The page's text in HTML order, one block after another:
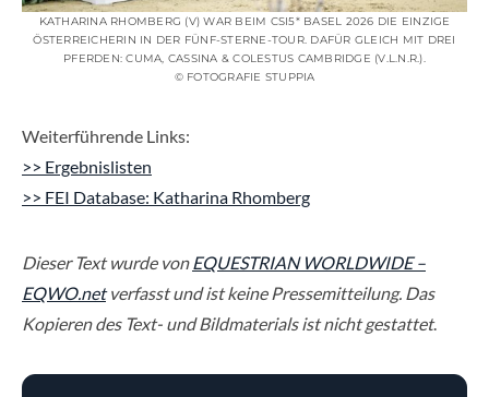
KATHARINA RHOMBERG (V) WAR BEIM CSI5* BASEL 2026 DIE EINZIGE
ÖSTERREICHERIN IN DER FÜNF-STERNE-TOUR. DAFÜR GLEICH MIT DREI
PFERDEN: CUMA, CASSINA & COLESTUS CAMBRIDGE (V.L.N.R.).
© FOTOGRAFIE STUPPIA
Weiterführende Links:
>> Ergebnislisten
>> FEI Database: Katharina Rhomberg
Dieser Text wurde vonEQUESTRIAN WORLDWIDE –
EQWO.netverfasst und ist keine Pressemitteilung. Das
Kopieren des Text- und Bildmaterials ist nicht gestattet.